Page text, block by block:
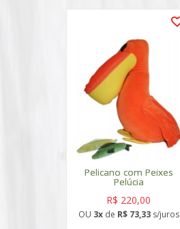
Pelicano com Peixes
Pelúcia
R$ 220,00
OU 3xde R$ 73,33s/juros